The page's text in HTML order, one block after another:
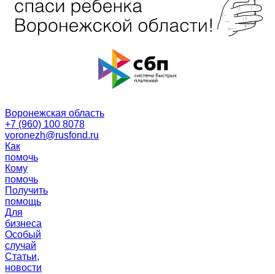
Воронежская область
+7 (960) 100 8078
voronezh@rusfond.ru
Как
помочь
Кому
помочь
Получить
помощь
Для
бизнеса
Особый
случай
Статьи,
новости